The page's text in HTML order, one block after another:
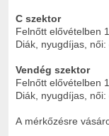
C szektor
Felnőtt elővételben
Diák, nyugdíjas,
Vendég szektor
Felnőtt elővételben
Diák, nyugdíjas,
A mérkőzésre